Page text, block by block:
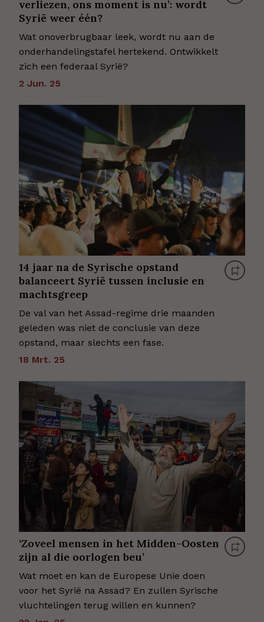
verliezen, ons moment is nu’: wordt
Syrië weer één?
Wat onoverbrugbaar leek, wordt nu aan de
onderhandelingstafel hertekend. Ontwikkelt
zich een federaal Syrië?
2 Jun. 25
14 jaar na de Syrische opstand
balanceert Syrië tussen inclusie en
machtsgreep
De val van het Assad-regime drie maanden
geleden was niet de conclusie van deze
opstand, maar slechts een fase.
18 Mrt. 25
‘Zoveel mensen in het Midden-Oosten
zijn al die oorlogen beu’
Wat moet en kan de Europese Unie doen
voor het Syrië na Assad? En zullen Syrische
vluchtelingen terug willen en kunnen?